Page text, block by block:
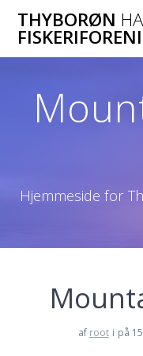
THYBORØN
Hjemmeside for
af root i på